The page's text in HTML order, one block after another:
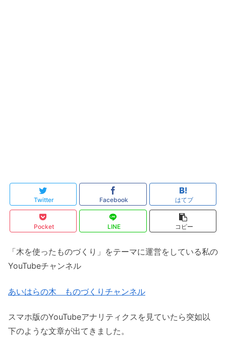
Twitter Facebook はてブ
Pocket LINE コピー
「木を使ったものづくり」をテーマに運営をしている私の
YouTubeチャンネル
あいはらの木 ものづくりチャンネル
スマホ版のYouTubeアナリティクスを見ていたら突如以
下のような文章が出てきました。